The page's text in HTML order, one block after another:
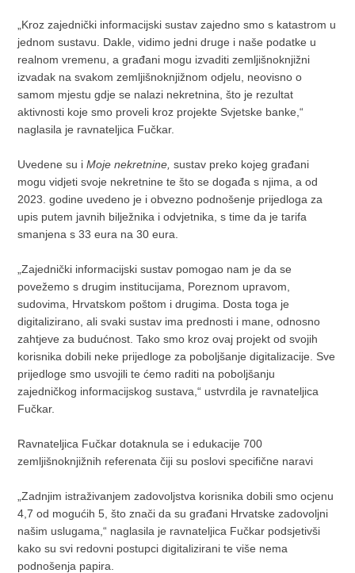
„Kroz zajednički informacijski sustav zajedno smo s katastrom u
jednom sustavu. Dakle, vidimo jedni druge i naše podatke u
realnom vremenu, a građani mogu izvaditi zemljišnoknjižni
izvadak na svakom zemljišnoknjižnom odjelu, neovisno o
samom mjestu gdje se nalazi nekretnina, što je rezultat
aktivnosti koje smo proveli kroz projekte Svjetske banke,“
naglasila je ravnateljica Fučkar.
Uvedene su iMoje nekretnine, sustav preko kojeg građani
mogu vidjeti svoje nekretnine te što se događa s njima, a od
2023. godine uvedeno je i obvezno podnošenje prijedloga za
upis putem javnih bilježnika i odvjetnika, s time da je tarifa
smanjena s 33 eura na 30 eura.
„Zajednički informacijski sustav pomogao nam je da se
povežemo s drugim institucijama, Poreznom upravom,
sudovima, Hrvatskom poštom i drugima. Dosta toga je
digitalizirano, ali svaki sustav ima prednosti i mane, odnosno
zahtjeve za budućnost. Tako smo kroz ovaj projekt od svojih
korisnika dobili neke prijedloge za poboljšanje digitalizacije. Sve
prijedloge smo usvojili te ćemo raditi na poboljšanju
zajedničkog informacijskog sustava,“ ustvrdila je ravnateljica
Fučkar.
Ravnateljica Fučkar dotaknula se i edukacije 700
zemljišnoknjižnih referenata čiji su poslovi specifične naravi
„Zadnjim istraživanjem zadovoljstva korisnika dobili smo ocjenu
4,7 od mogućih 5, što znači da su građani Hrvatske zadovoljni
našim uslugama,“ naglasila je ravnateljica Fučkar podsjetivši
kako su svi redovni postupci digitalizirani te više nema
podnošenja papira.